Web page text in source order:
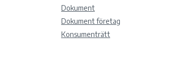
Dokument
Dokument företag
Konsumenträtt